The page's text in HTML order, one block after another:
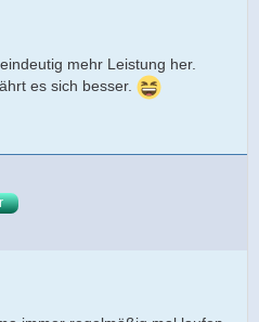
mehr Leistung her.
es sich besser.